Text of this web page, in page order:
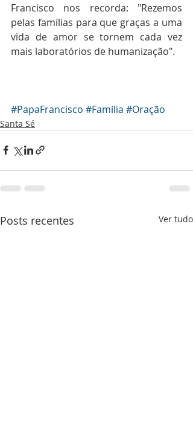
Francisco nos recorda: "Rezemos
pelas famílias para que graças a uma
vida de amor se tornem cada vez
mais laboratórios de humanização".
#PapaFrancisco #Família #Oração
Santa Sé
Posts recentes Ver tudo